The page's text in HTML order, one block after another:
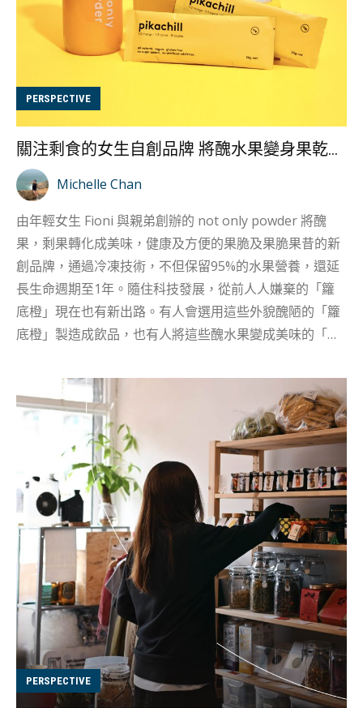
PERSPECTIVE
關注剩食的女生自創品牌 將醜水果變身果乾及水果粉
Michelle Chan
由年輕女生 Fioni 與親弟創辦的 not only powder 將醜
果，剩果轉化成美味，健康及方便的果脆及果脆果昔的新
創品牌，通過冷凍技術，不但保留95%的水果營養，還延
長生命週期至1年。隨住科技發展，從前人人嫌棄的「籮
底橙」現在也有新出路。有人會選用這些外貌醜陋的「籮
底橙」製造成飲品，也有人將這些醜水果變成美味的「水
「屋苑廚餘循環再造項目」，撥款6,000萬元資助屋苑安裝
堆肥設備，但廚餘循環發展至今，相信仍然有不少市民未
曾聽聞，計劃發展、剩食教育依然有待改善及努力。另一
方面，仍然可食用的超市、街市剩食問題，依然未有非常
理想的對策。作為小市民，我們除了惜食減少浪費，也有
人會選擇自立品牌，利用剩食為材料，重新設計轉化為有
用的食品。 共同創辦人 Fioni 提到創業的初衷，緣起自小
時候到台灣見過很多果農。當自己到果園時，她也會特別
喜歡摘好看的水果來吃。當時她便想：「長得奇怪又不好
看的水果，誰會要呢？」 直到兩年前，她親身接觸到食物
浪費議題，得悉原來香港食物浪費的數據很嚇人，她提
到：「光是香港每天就有近3000噸食物丟掉，其中三分一
的食物還是可以食用，有時只是外表不好看，或有瑕疵就
要被淘汰，特別是水果。」 於是 Fioni 跟她的弟弟想辦
PERSPECTIVE